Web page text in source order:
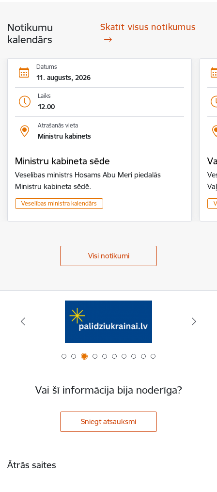
Notikumu
kalendārs
Skatīt visus notikumus
Datums
11. augusts, 2026
Laiks
12.00
Atrašanās vieta
Ministru kabinets
Ministru kabineta sēde
Veselības ministrs Hosams Abu Meri piedalās
Ministru kabineta sēdē.
Veselības ministra kalendārs
Visi notikumi
Vai šī informācija bija noderīga?
Sniegt atsauksmi
Ātrās saites